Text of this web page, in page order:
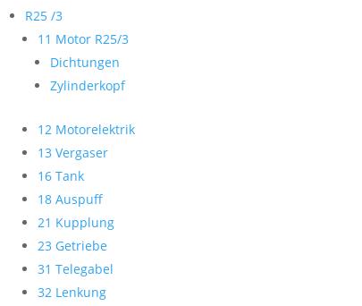
R25 /3
11 Motor R25/3
Dichtungen
Zylinderkopf
12 Motorelektrik
13 Vergaser
16 Tank
18 Auspuff
21 Kupplung
23 Getriebe
31 Telegabel
32 Lenkung